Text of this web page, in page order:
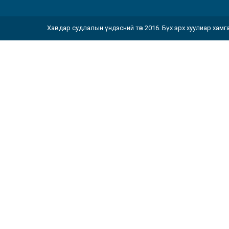
Хавдар судлалын үндэсний төв 2016. Бүх эрх хуулиар